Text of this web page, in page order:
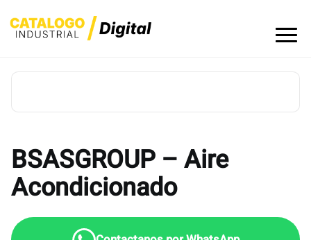
to
BSASGROUP – Aire
Acondicionado